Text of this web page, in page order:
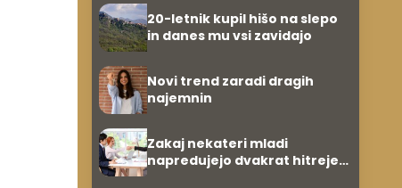
20-letnik kupil hišo na slepo
in danes mu vsi zavidajo
Novi trend zaradi dragih
najemnin
Zakaj nekateri mladi
napredujejo dvakrat hitreje